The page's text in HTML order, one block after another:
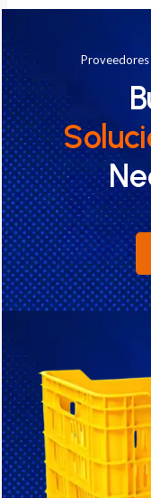
Proveedores